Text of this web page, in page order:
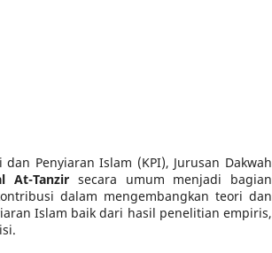
Penyiaran Islam (KPI), Jurusan Dakwah
At-Tanzir secara umum menjadi bagian
dalam mengembangkan teori dan
Islam baik dari hasil penelitian empiris,